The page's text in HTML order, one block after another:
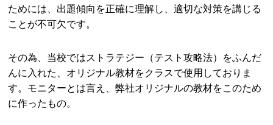
ためには、出題傾向を正確に理解し、適切な対策を講じる
ことが不可欠です。
その為、当校ではストラテジー（テスト攻略法）をふんだ
んに入れた、オリジナル教材をクラスで使用しておりま
す。モニターとは言え、弊社オリジナルの教材をこのため
に作ったもの。